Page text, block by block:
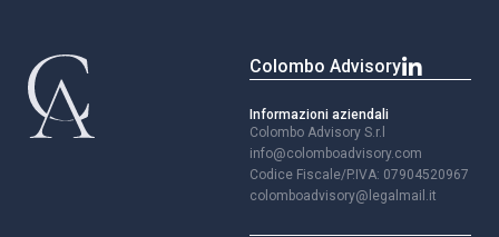
Colombo Advisory
Informazioni aziendali
Colombo Advisory S.r.l
info@colomboadvisory.com
Codice Fiscale/P.IVA: 07904520967
colomboadvisory@legalmail.it